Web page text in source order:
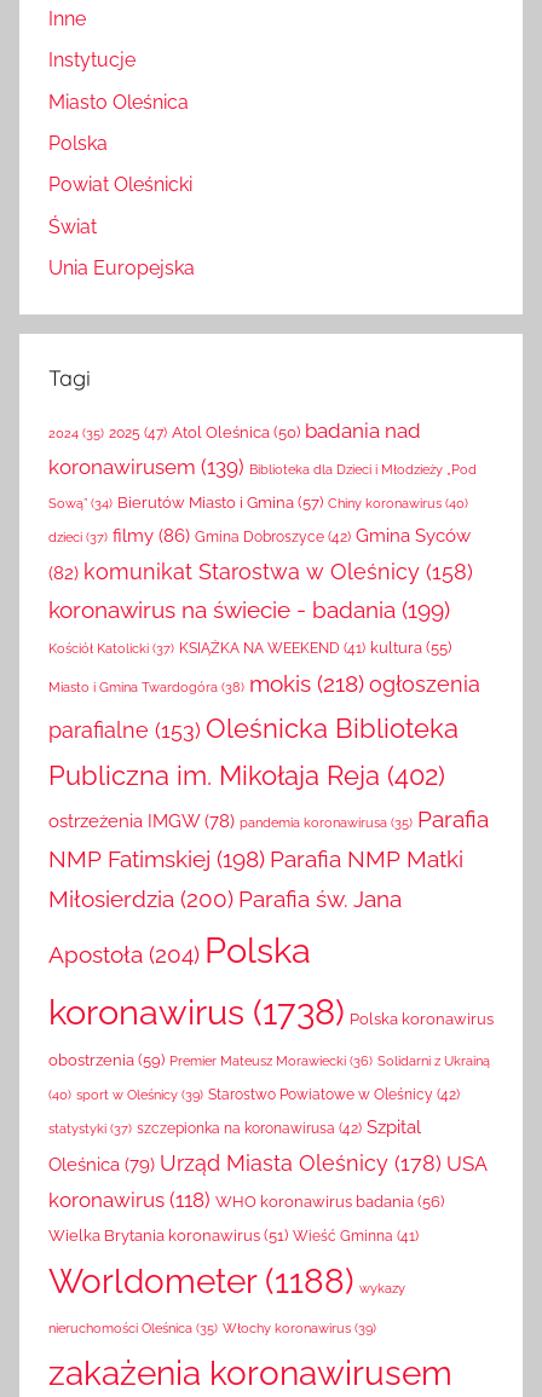
Inne
Instytucje
Miasto Oleśnica
Polska
Powiat Oleśnicki
Świat
Unia Europejska
Tagi
2024 (35) 2025 (47) Atol Oleśnica (50) badania nad
koronawirusem (139) Biblioteka dla Dzieci i Młodzieży „Pod
Sową” (34) Bierutów Miasto i Gmina (57) Chiny koronawirus (40)
dzieci (37) filmy (86) Gmina Dobroszyce (42) Gmina Syców
(82) komunikat Starostwa w Oleśnicy (158)
koronawirus na świecie - badania (199)
Kościół Katolicki (37) KSIĄŻKA NA WEEKEND (41) kultura (55)
Miasto i Gmina Twardogóra (38) mokis (218)ogłoszenia
parafialne (153) Oleśnicka Biblioteka
Publiczna im. Mikołaja Reja (402)
ostrzeżenia IMGW (78) pandemia koronawirusa (35) Parafia
NMP Fatimskiej (198) Parafia NMP Matki
Miłosierdzia (200) Parafia św. Jana
Apostoła (204) Polska
koronawirus (1738) Polska koronawirus
obostrzenia (59) Premier Mateusz Morawiecki (36) Solidarni z Ukrainą
(40) sport w Oleśnicy (39) Starostwo Powiatowe w Oleśnicy (42)
statystyki (37) szczepionka na koronawirusa (42) Szpital
Oleśnica (79) Urząd Miasta Oleśnicy (178) USA
koronawirus (118) WHO koronawirus badania (56)
Wielka Brytania koronawirus (51) Wieść Gminna (41)
Worldometer(1188) wykazy
nieruchomości Oleśnica (35) Włochy koronawirus (39)
zakażenia koronawirusem